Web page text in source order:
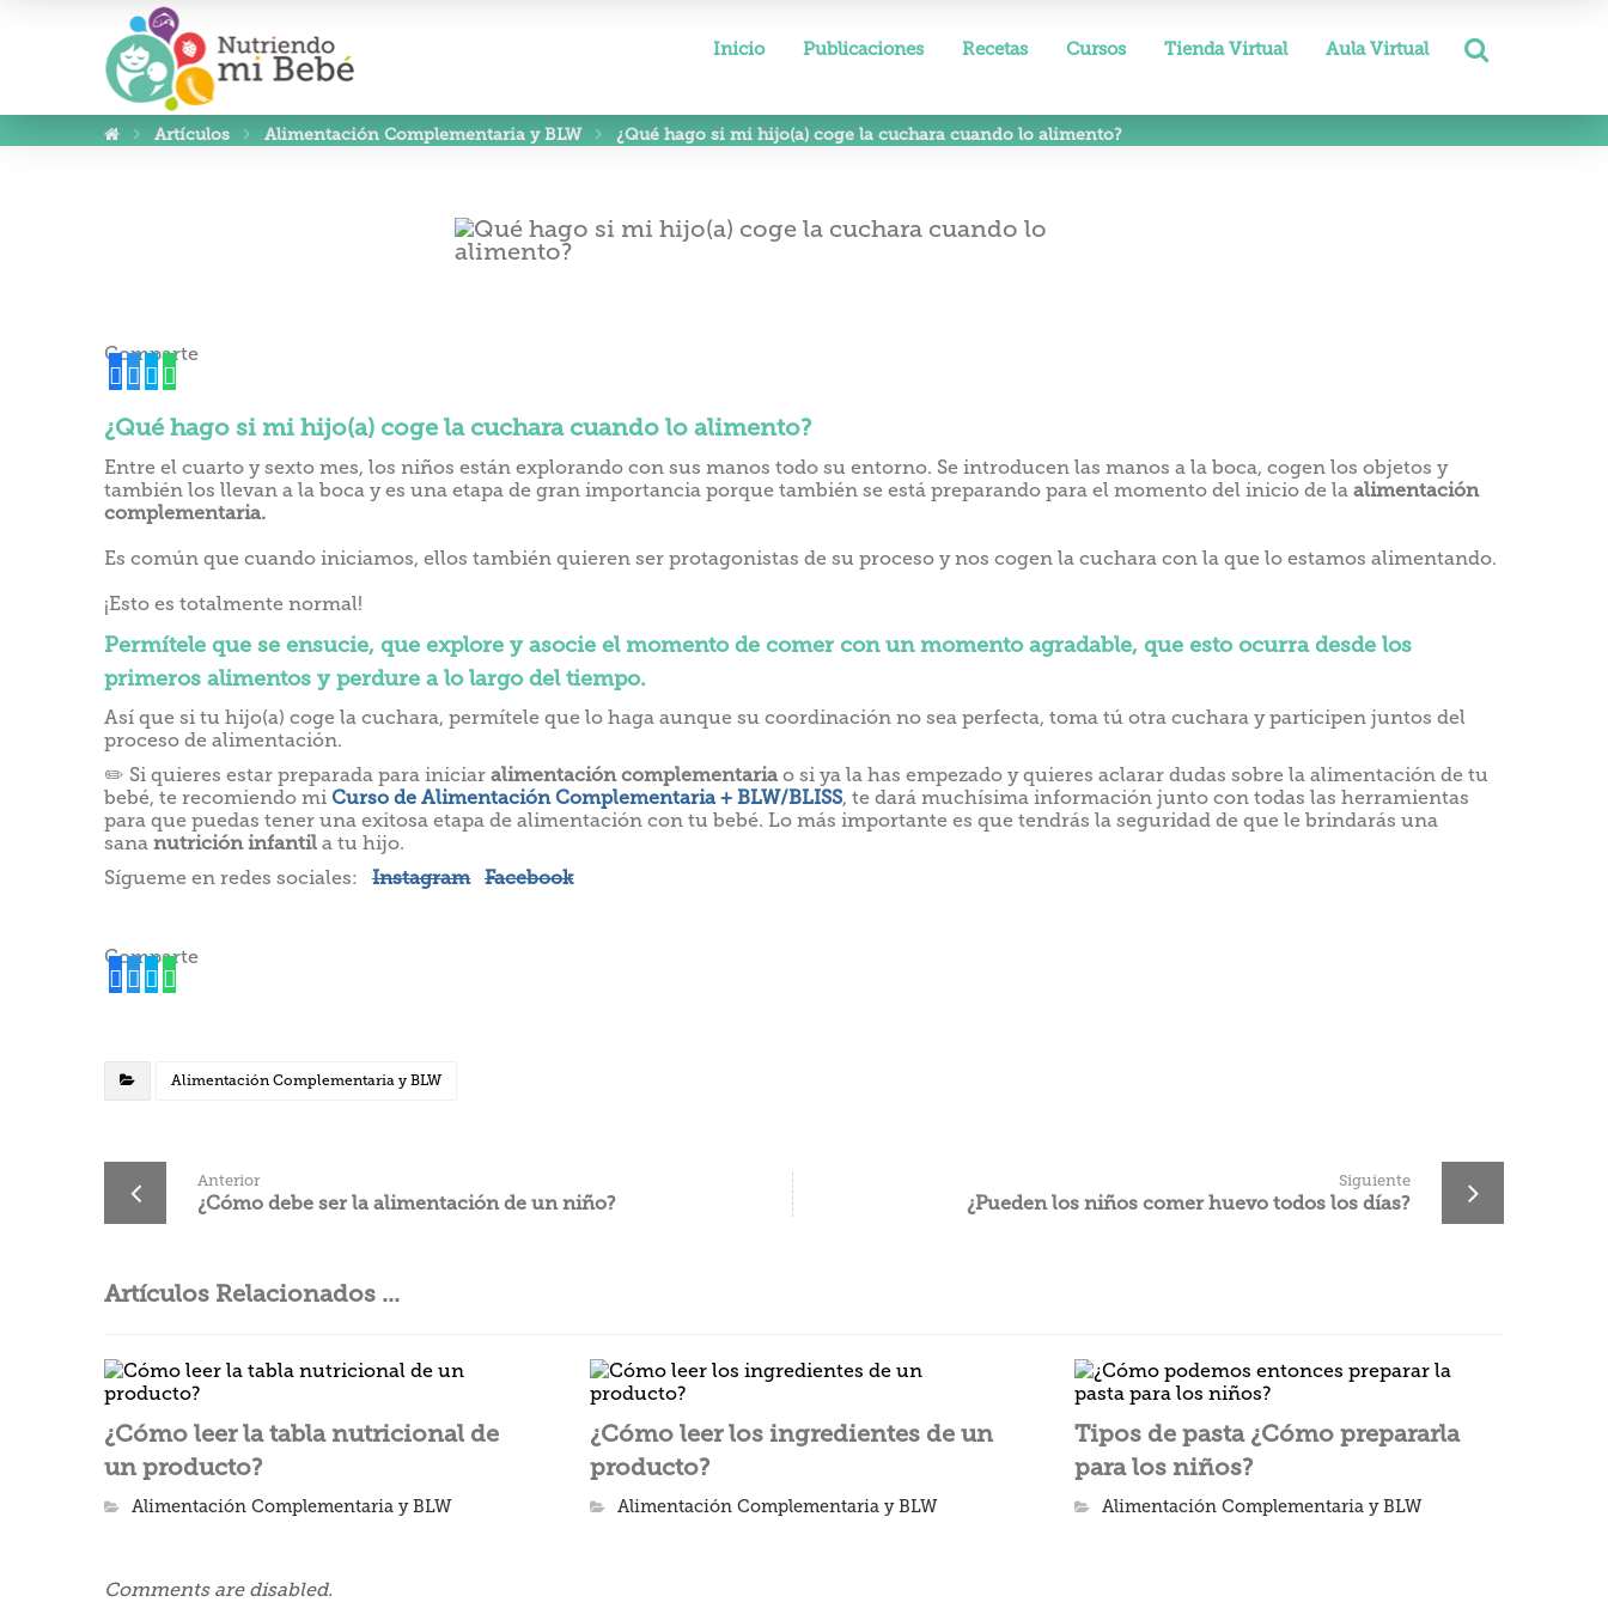
Inicio Publicaciones Recetas Cursos Tienda Virtual Aula Virtual
Artículos Alimentación Complementaria y BLW ¿Qué hago si mi hijo(a) coge la cuchara cuando lo alimento?
Comparte
¿Qué hago si mi hijo(a) coge la cuchara cuando lo alimento?
Entre el cuarto y sexto mes, los niños están explorando con sus manos todo su entorno. Se introducen las manos a la boca, cogen los objetos y
también los llevan a la boca y es una etapa de gran importancia porque también se está preparando para el momento del inicio de la alimentación
complementaria.
Es común que cuando iniciamos, ellos también quieren ser protagonistas de su proceso y nos cogen la cuchara con la que lo estamos alimentando.
¡Esto es totalmente normal!
Permítele que se ensucie, que explore y asocie el momento de comer con un momento agradable, que esto ocurra desde los
primeros alimentos y perdure a lo largo del tiempo.
Así que si tu hijo(a) coge la cuchara, permítele que lo haga aunque su coordinación no sea perfecta, toma tú otra cuchara y participen juntos del
proceso de alimentación.
✏️ Si quieres estar preparada para iniciar alimentación complementaria o si ya la has empezado y quieres aclarar dudas sobre la alimentación de tu
bebé, te recomiendo mi Curso de Alimentación Complementaria + BLW/BLISS, te dará muchísima información junto con todas las herramientas
para que puedas tener una exitosa etapa de alimentación con tu bebé. Lo más importante es que tendrás la seguridad de que le brindarás una
sana nutrición infantil a tu hijo.
Sígueme en redes sociales: Instagram Facebook
Comparte
Alimentación Complementaria y BLW
Anterior
¿Cómo debe ser la alimentación de un niño?
Siguiente
¿Pueden los niños comer huevo todos los días?
Artículos Relacionados ...
¿Cómo leer la tabla nutricional de
un producto?
Alimentación Complementaria y BLW
¿Cómo leer los ingredientes de un
producto?
Alimentación Complementaria y BLW
Tipos de pasta ¿Cómo prepararla
para los niños?
Alimentación Complementaria y BLW
Comments are disabled.